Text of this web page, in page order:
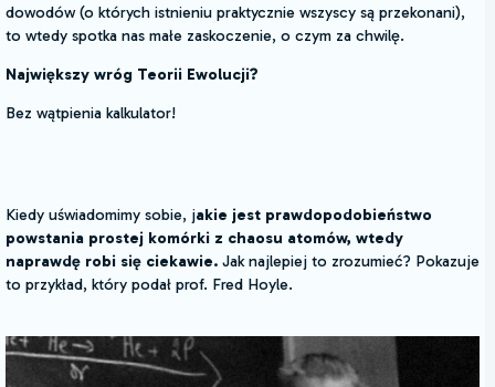
dowodów (o których istnieniu praktycznie wszyscy są przekonani),
to wtedy spotka nas małe zaskoczenie, o czym za chwilę.
Największy wróg Teorii Ewolucji?
Bez wątpienia kalkulator!
Kiedy uświadomimy sobie, jakie jest prawdopodobieństwo
powstania prostej komórki z chaosu atomów, wtedy
naprawdę robi się ciekawie. Jak najlepiej to zrozumieć? Pokazuje
to przykład, który podał prof. Fred Hoyle.